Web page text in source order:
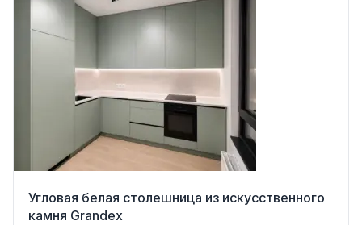
Угловая белая столешница из искусственного
камня Grandex